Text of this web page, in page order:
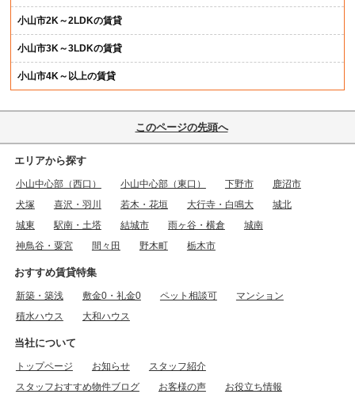
小山市2K～2LDKの賃貸
小山市3K～3LDKの賃貸
小山市4K～以上の賃貸
このページの先頭へ
エリアから探す
小山中心部（西口） 小山中心部（東口） 下野市
鹿沼市
犬塚
喜沢・羽川 若木・花垣 大行寺・白鳴大
城北
城東
駅南・土塔 結城市 雨ヶ谷・横倉
城南
神鳥谷・粟宮
間々田 野木町 栃木市
おすすめ賃貸特集
新築・築浅 敷金0・礼金0 ペット相談可
マンション
積水ハウス
大和ハウス
当社について
トップページ お知らせ
スタッフ紹介
スタッフおすすめ物件ブログ
お客様の声
お役立ち情報